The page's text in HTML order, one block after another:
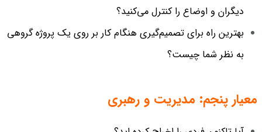
دیگران و اوضاع را کنترل می‌کنید؟
بهترین راه برای تصمیم‌گیری هنگام کار بر روی یک پروژه گروهی
به نظر شما چیست؟
معیار پنجم: مدیریت و رهبری